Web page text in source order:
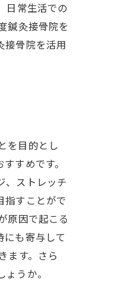
日常生活での
鍼灸接骨院を
接骨院を活用
を目的とし
すめです。
、ストレッチ
指すことがで
原因で起こる
にも寄与して
ます。さら
うか。